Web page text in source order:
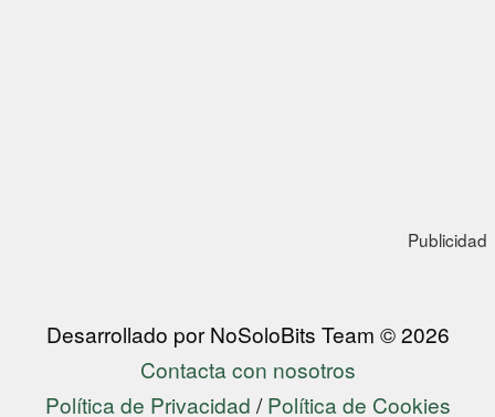
Publicidad
Desarrollado por NoSoloBits Team © 2026
Contacta con nosotros
Política de Privacidad /Política de Cookies